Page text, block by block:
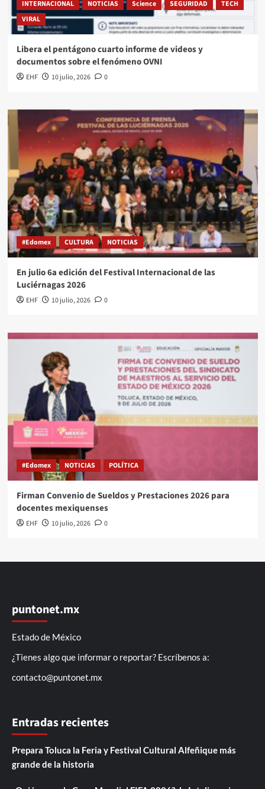
INTERNACIONAL NOTICIAS Science SEGURIDAD
TECH
VIRAL
Libera el pentágono cuarto informe de videos y
documentos sobre el fenómeno OVNI
EHF 10 julio, 2026 0
#Edomex CULTURA NOTICIAS
En julio 6a edición del Festival Internacional de las
Luciérnagas 2026
EHF 10 julio, 2026 0
#Edomex NOTICIAS POLÍTICA
Firman Convenio de Sueldos y Prestaciones 2026 para
docentes mexiquenses
EHF 10 julio, 2026 0
puntonet.mx
Estado de México
¿Tienes algo que informar o reportar? Escríbenos a:
contacto@puntonet.mx
Entradas recientes
Prepara Toluca la Feria y Festival Cultural Alfeñique más
grande de la historia